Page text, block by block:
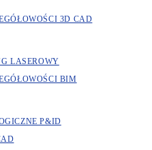
3D CAD
LASEROWY
BIM
P&ID